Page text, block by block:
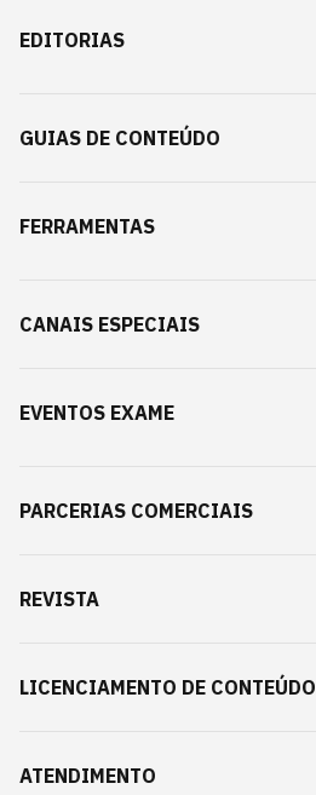
EDITORIAS
GUIAS DE CONTEÚDO
FERRAMENTAS
CANAIS ESPECIAIS
EVENTOS EXAME
PARCERIAS COMERCIAIS
REVISTA
LICENCIAMENTO DE CONTEÚDO
ATENDIMENTO